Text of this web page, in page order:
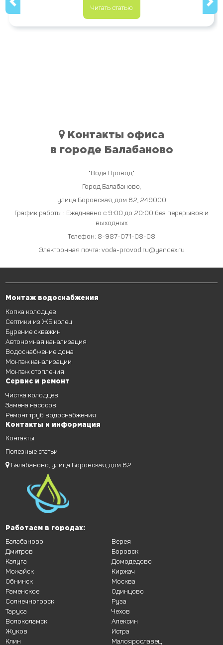
Читать статью
Контакты офиса
в городе Балабаново
"Вода Провод"
Город Балабаново
улица Боровская, дом 62 249000
График работы : Ежедневно с 9:00 до 20:00 без перерывов и
выходных
Телефон: 8-987-071-08-08
Электронная почта: voda-provod.ru@yandex.ru
Монтаж водоснабжения
Копка колодцев
Септики из ЖБ колец
Бурение скважин
Автономная канализация
Водоснабжение дома
Монтаж канализации
Монтаж отопления
Сервис и ремонт
Чистка колодцев
Замена насосов
Ремонт труб водоснабжения
Контакты и информация
Контакты
Полезные статьи
Балабаново, улица Боровская, дом 62
Работаем в городах:
Балабаново
Дмитров
Калуга
Можайск
Обнинск
Раменское
Солнечногорск
Таруса
Верея
Боровск
Домодедово
Киржач
Москва
Одинцово
Руза
Чехов
Волоколамск
Жуков
Клин
Алексин
Истра
Малоярославец